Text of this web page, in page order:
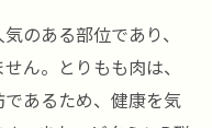
録
学
もの新たな発見
レンド
のある部位であり、
ん。とりもも肉は、
あるため、健康を気